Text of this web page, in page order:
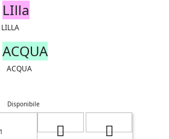
LIlla
LILLA
ACQUA
ACQUA
Disponibile